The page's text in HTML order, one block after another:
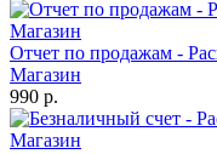
Отчет по продажам -
Магазин
990 р.